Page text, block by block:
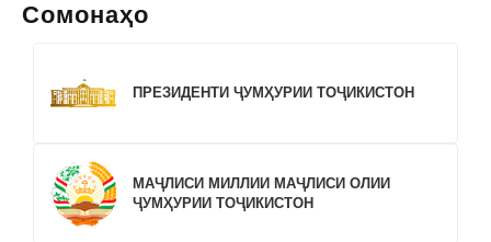
Сомонаҳо
ПРЕЗИДЕНТИ ҶУМҲУРИИ ТОҶИКИСТОН
МАҶЛИСИ МИЛЛИИ МАҶЛИСИ ОЛИИ
ҶУМҲУРИИ ТОҶИКИСТОН